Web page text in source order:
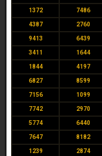
1372 7486
4387 2760
9413 6439
3411 1644
1844 4197
6827 8599
7156 1099
7742 2970
5774 6440
7647 8182
1239 2874